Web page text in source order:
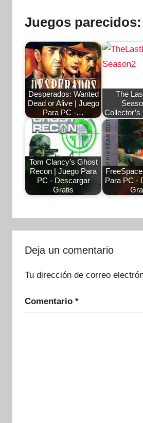
Juegos parecidos:
Desperados: Wanted
Dead or Alive | Juego
Para PC -…
The
Tom Clancy’s Ghost
Recon | Juego Para
PC - Descargar
Gratis
Para PC -
Deja un comentario
Tu dirección de correo
Comentario *